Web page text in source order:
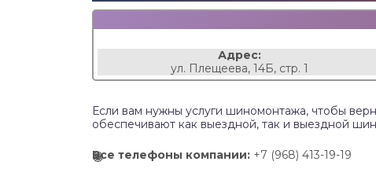
Адрес:
ул. Плещеева, 14Б, стр. 1
Если вам нужны услуги шиномонтажа, чтобы
обеспечивают как выездной, так и выездной
Все телефоны компании: +7 (968) 413-19-19